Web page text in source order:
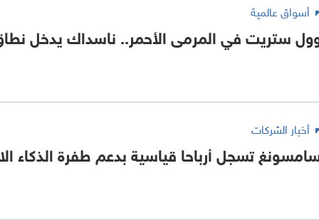
أسواق عالمية
ستريت في المرمى الأحمر.. ناسداك يدخل
أخبار الشركات
تسجل أرباحا قياسية بدعم طفرة الذكاء